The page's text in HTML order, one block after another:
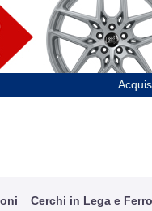
Cerchi in Lega e Ferro